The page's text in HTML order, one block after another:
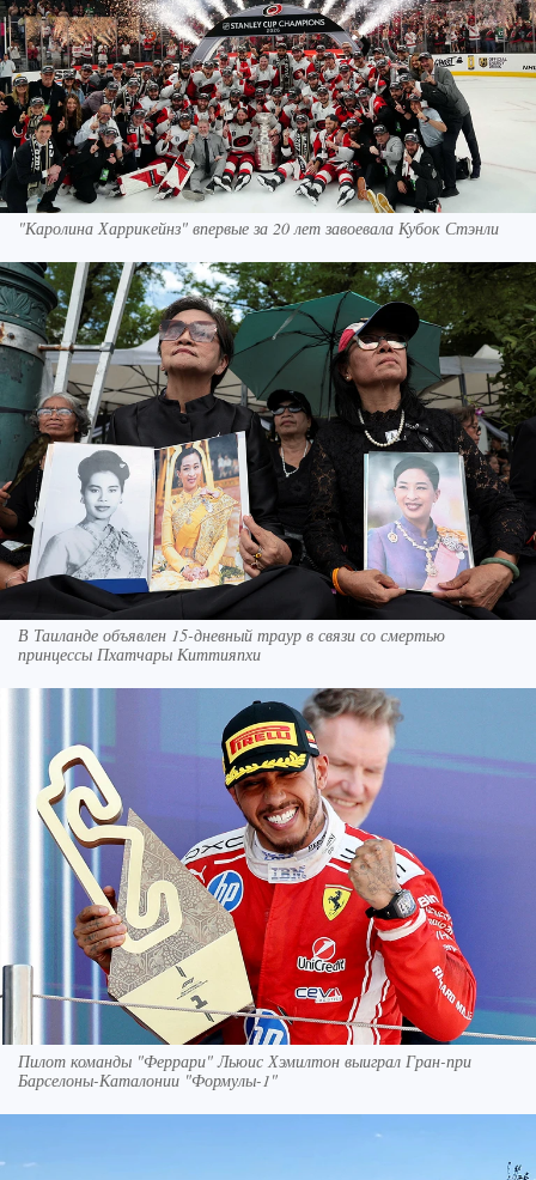
"Каролина Харрикейнз" впервые за 20 лет завоевала Кубок Стэнли
В Таиланде объявлен 15-дневный траур в связи со смертью
принцессы Пхатчары Киттияпхи
Пилот команды "Феррари" Льюис Хэмилтон выиграл Гран-при
Барселоны-Каталонии "Формулы-1"